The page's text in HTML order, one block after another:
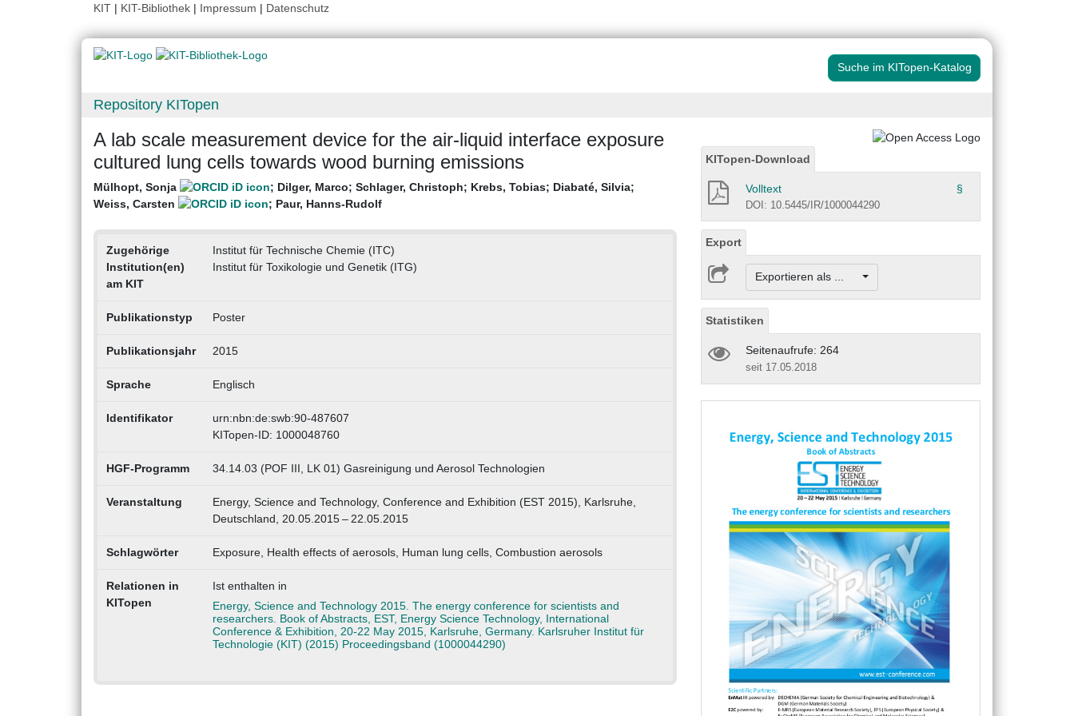
KIT | KIT-Bibliothek | Impressum | Datenschutz
Suche im KITopen-Katalog
Repository KITopen
A lab scale measurement device for the air-liquid interface exposure
cultured lung cells towards wood burning emissions
Mülhopt, Sonja ; Dilger, Marco; Schlager, Christoph; Krebs, Tobias; Diabaté, Silvia;
Weiss, Carsten
; Paur, Hanns-Rudolf
Zugehörige
Institution(en)
am KIT
Institut für Technische Chemie (ITC)
Institut für Toxikologie und Genetik (ITG)
Publikationstyp Poster
Publikationsjahr 2015
Sprache Englisch
Identifikator
urn:nbn:de:swb:90-487607
KITopen-ID: 1000048760
HGF-Programm 34.14.03 (POF III, LK 01) Gasreinigung und Aerosol Technologien
Veranstaltung
Energy, Science and Technology, Conference and Exhibition (EST 2015), Karlsruhe,
Deutschland, 20.05.2015 – 22.05.2015
Schlagwörter Exposure, Health effects of aerosols, Human lung cells, Combustion aerosols
Relationen in
KITopen
Ist enthalten in
Energy, Science and Technology 2015. The energy conference for scientists and
researchers. Book of Abstracts, EST, Energy Science Technology, International
Conference & Exhibition, 20-22 May 2015, Karlsruhe, Germany. Karlsruher Institut für
Technologie (KIT) (2015) Proceedingsband (1000044290)
KITopen-Download
Volltext §
DOI: 10.5445/IR/1000044290
Export
Exportieren als ...
Statistiken
Seitenaufrufe: 264
seit 17.05.2018